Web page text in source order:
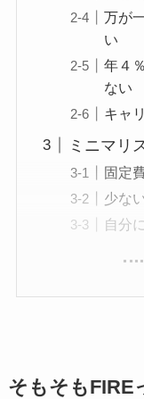
万が
い
年４
ない
キャ
ミニマリ
固定
少な
自分
そもそもFIRE